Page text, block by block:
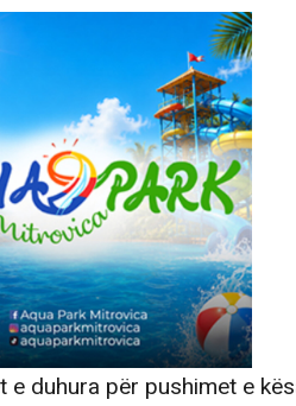
duhura për pushimet e